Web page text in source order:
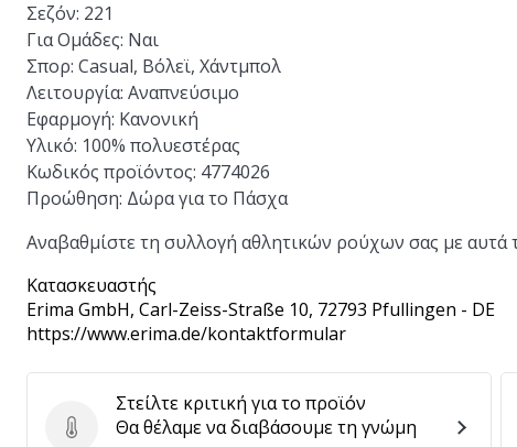
Σεζόν: 221
Για Ομάδες: Ναι
Σπορ: Casual, Βόλεϊ, Χάντμπολ
Λειτουργία: Αναπνεύσιμο
Εφαρμογή: Κανονική
Υλικό: 100% πολυεστέρας
Κωδικός προϊόντος: 4774026
Προώθηση: Δώρα για το Πάσχα
Αναβαθμίστε τη συλλογή αθλητικών ρούχων σας με αυτά
Κατασκευαστής
Erima GmbH, Carl-Zeiss-Straße 10, 72793 Pfullingen - DE
https://www.erima.de/kontaktformular
Στείλτε κριτική για το προϊόν
Στείλτε κριτική για το προϊόν
Θα θέλαμε να διαβάσουμε τη γνώμη